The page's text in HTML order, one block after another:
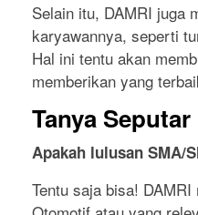
Selain itu, DAMRI juga
karyawannya, seperti
Hal ini tentu akan
memberikan yang
Tanya
Apakah lulusan SMA/
Tentu saja bisa!